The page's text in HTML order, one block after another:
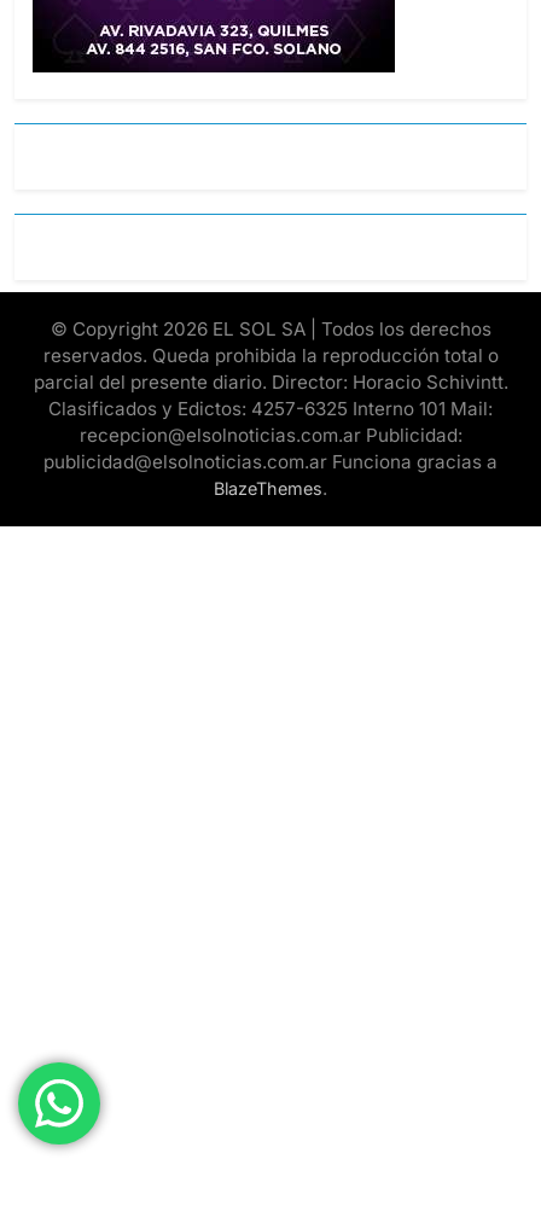
© Copyright 2026 EL SOL SA | Todos los derechos
reservados. Queda prohibida la reproducción total o
parcial del presente diario. Director: Horacio Schivintt.
Clasificados y Edictos: 4257-6325 Interno 101 Mail:
recepcion@elsolnoticias.com.ar Publicidad:
publicidad@elsolnoticias.com.ar Funciona gracias a
BlazeThemes.